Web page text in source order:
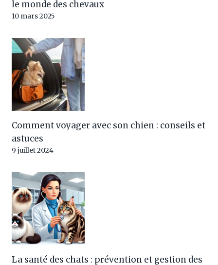
le monde des chevaux
10 mars 2025
Comment voyager avec son chien : conseils et
astuces
9 juillet 2024
La santé des chats : prévention et gestion des